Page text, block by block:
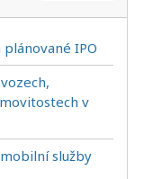
IPO
v
služby